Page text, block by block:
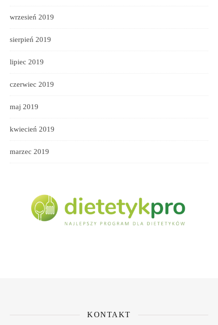
wrzesień 2019
sierpień 2019
lipiec 2019
czerwiec 2019
maj 2019
kwiecień 2019
marzec 2019
KONTAKT